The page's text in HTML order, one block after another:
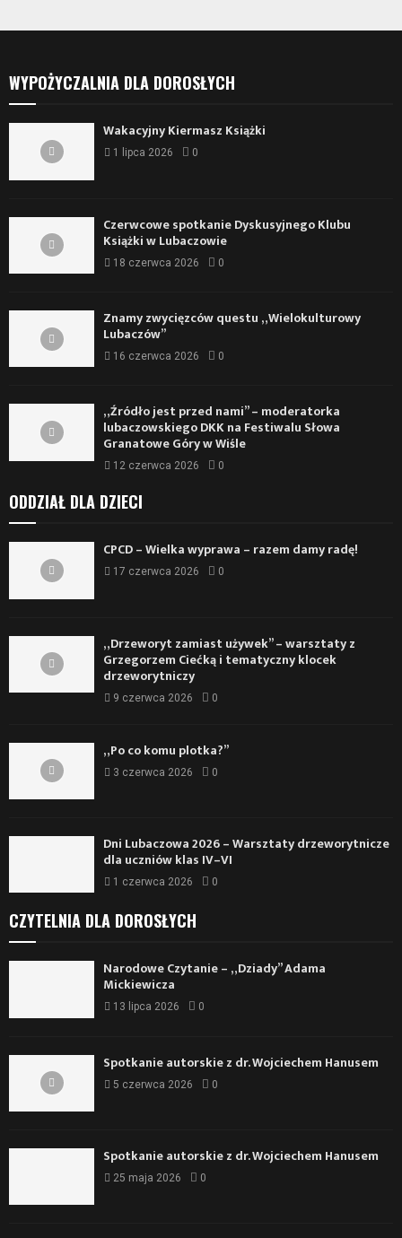
WYPOŻYCZALNIA DLA DOROSŁYCH
Wakacyjny Kiermasz Książki
1 lipca 2026 0
Czerwcowe spotkanie Dyskusyjnego Klubu
Książki w Lubaczowie
18 czerwca 2026 0
Znamy zwycięzców questu „Wielokulturowy
Lubaczów”
16 czerwca 2026 0
„Źródło jest przed nami” – moderatorka
lubaczowskiego DKK na Festiwalu Słowa
Granatowe Góry w Wiśle
12 czerwca 2026 0
ODDZIAŁ DLA DZIECI
CPCD – Wielka wyprawa – razem damy radę!
17 czerwca 2026 0
„Drzeworyt zamiast używek” – warsztaty z
Grzegorzem Ciećką i tematyczny klocek
drzeworytniczy
9 czerwca 2026 0
„Po co komu plotka?”
3 czerwca 2026 0
Dni Lubaczowa 2026 – Warsztaty drzeworytnicze
dla uczniów klas IV–VI
1 czerwca 2026 0
CZYTELNIA DLA DOROSŁYCH
Narodowe Czytanie – „Dziady” Adama
Mickiewicza
13 lipca 2026 0
Spotkanie autorskie z dr. Wojciechem Hanusem
5 czerwca 2026 0
Spotkanie autorskie z dr. Wojciechem Hanusem
25 maja 2026 0